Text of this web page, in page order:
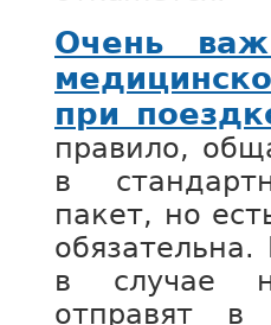
Очень
при
правило,
в
пакет, но
в случае
отправят в